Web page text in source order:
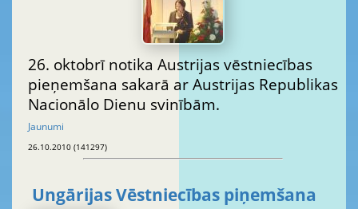
26. oktobrī notika Austrijas vēstniecības
pieņemšana sakarā ar Austrijas Republikas
Nacionālo Dienu svinībām.
Jaunumi
26.10.2010 (141297)
Ungārijas Vēstniecības piņemšana